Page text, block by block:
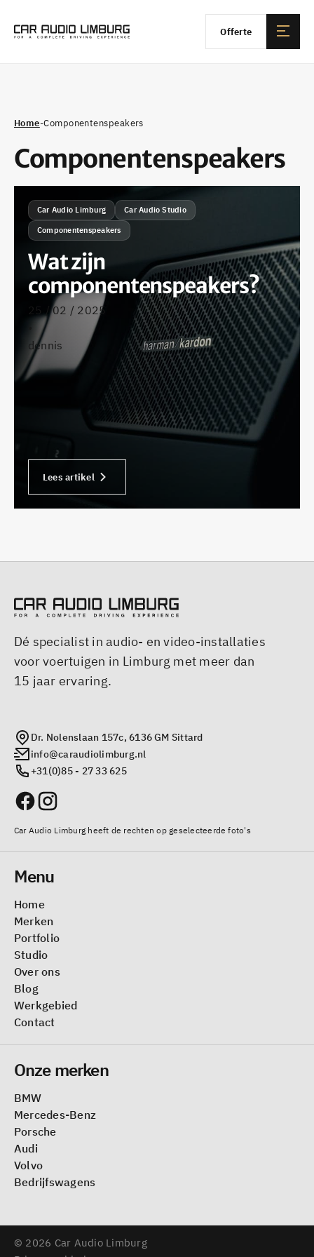
Offerte
Home-Componentenspeakers
Componentenspeakers
Car Audio Limburg Car Audio Studio
Componentenspeakers
Wat zijn
componentenspeakers?
25 / 02 / 2025
dennis
Lees artikel
Dé specialist in audio- en video-installaties
voor voertuigen in Limburg met meer dan
15 jaar ervaring.
Dr. Nolenslaan 157c, 6136 GM Sittard
info@caraudiolimburg.nl
+31(0)85 - 27 33 625
Car Audio Limburg heeft de rechten op geselecteerde foto's
Menu
Home
Merken
Portfolio
Studio
Over ons
Blog
Werkgebied
Contact
Onze merken
BMW
Mercedes-Benz
Porsche
Audi
Volvo
Bedrijfswagens
© 2026 Car Audio Limburg